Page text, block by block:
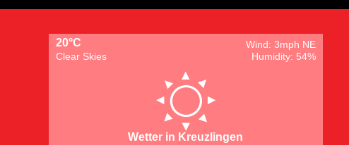
20°C
Wind: 3mph NE
Clear Skies
Humidity: 54%
Wetter in Kreuzlingen